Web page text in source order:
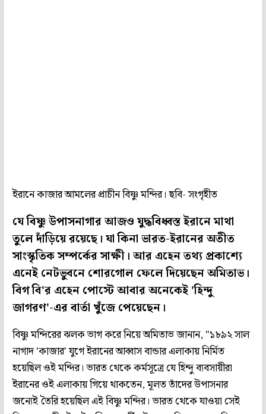
ইরানে কাজার আমলের প্রাচীন বিষ্ণু মন্দির। ছবি- সংগৃহীত
যে বিষ্ণু উপাসনাগার আজও যুদ্ধবিধ্বস্ত ইরানে মাথা
তুলে দাঁড়িয়ে রয়েছে। যা কিনা ভারত-ইরানের অতীত
সাংস্কৃতিক সম্পর্কের সাক্ষী। আর এহেন তথ্য প্রকাশ্যে
এনেই নেটভুবনে শোরগোল ফেলে দিয়েছেন অমিতাভ।
বিগ বি'র এহেন পোস্টে আবার অনেকেই 'হিন্দু
জাগরণ'-এর বার্তা খুঁজে পেয়েছেন।
বিষ্ণু মন্দিরের ঝলক ভাগ করে নিয়ে অমিতাভ জানান, "১৮৯২ সাল
নাগাদ 'কাজার' যুগে ইরানের আব্বাস বান্ডার এলাকায় নির্মিত
হয়েছিল ওই মন্দির। ভারত থেকে কর্মসূত্রে যে হিন্দু ব্যবসায়ীরা
ইরানের ওই এলাকায় গিয়ে থাকতেন, মূলত তাঁদের উপাসনার
জন্যেই তৈরি হয়েছিল এই বিষ্ণু মন্দির। ভারত থেকে যাওয়া সেই